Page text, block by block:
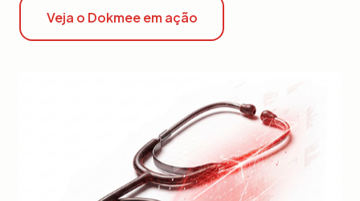
Veja o Dokmee em ação